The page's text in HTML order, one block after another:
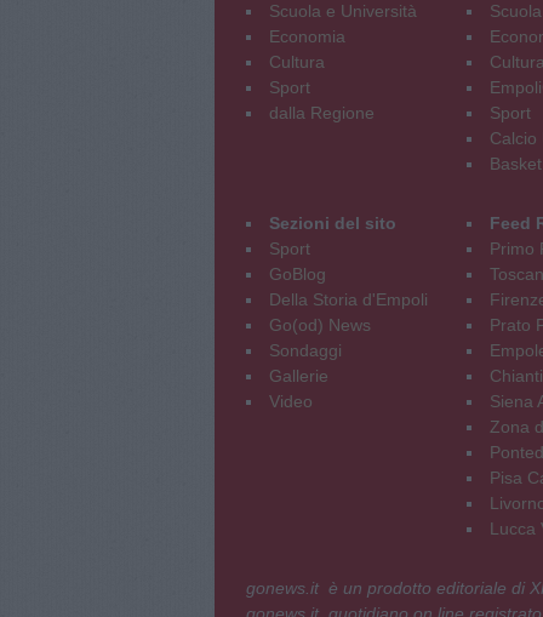
Scuola e Università
Economia
Cultura
Sport
dalla Regione
Cultura
Sport
Calcio
Basket
Sezioni del sito
Sport
GoBlog
Della Storia d'Empoli
Go(od) News
Sondaggi
Gallerie
Video
Feed
Primo
Prato
Siena
Zona
Pisa
Lucca
gonews.it è un prodotto editoriale di